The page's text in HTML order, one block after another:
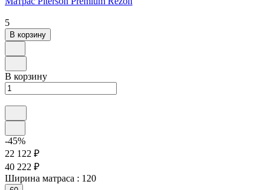
5
В корзину
В корзину
-45%
22 122 ₽
40 222 ₽
Ширина матраса : 120